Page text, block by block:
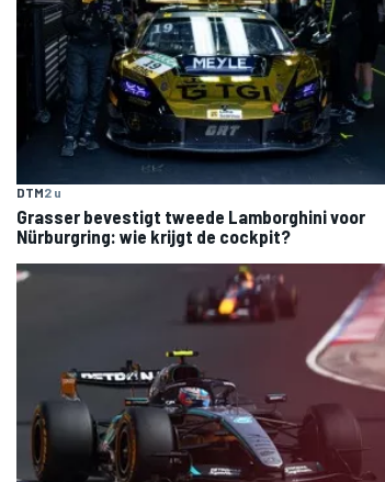
DTM2 u
Grasser bevestigt tweede Lamborghini voor
Nürburgring: wie krijgt de cockpit?